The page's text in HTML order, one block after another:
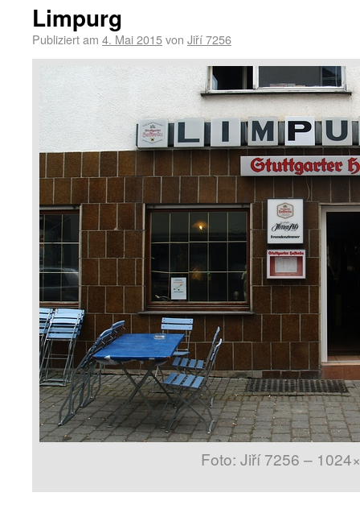
Limpurg
Publiziert am 4. Mai 2015von Jiří 7256
Foto: Jiří 7256 –